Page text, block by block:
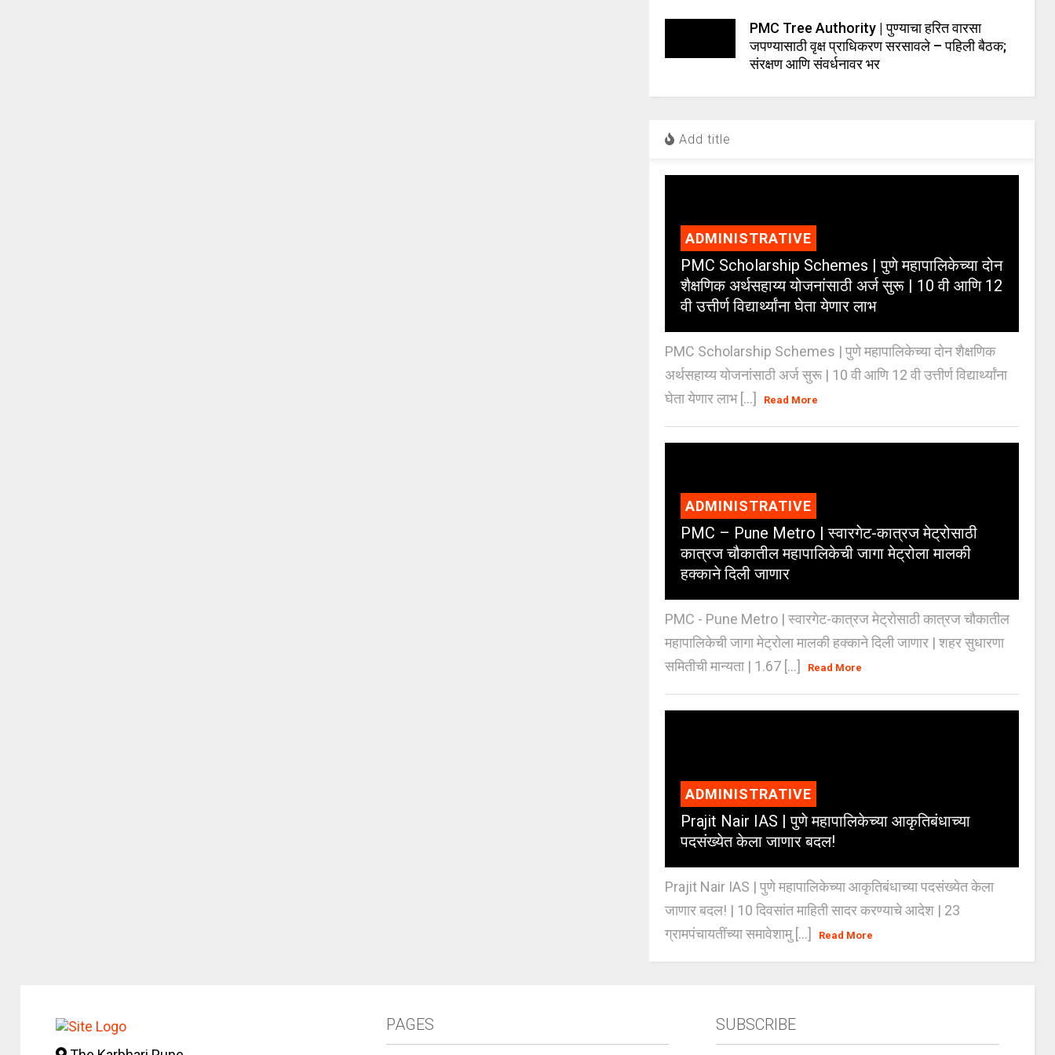
PMC Tree Authority | पुण्याचा हरित वारसा
जपण्यासाठी वृक्ष प्राधिकरण सरसावले – पहिली बैठक;
संरक्षण आणि संवर्धनावर भर
Add title
ADMINISTRATIVE
PMC Scholarship Schemes | पुणे महापालिकेच्या दोन
शैक्षणिक अर्थसहाय्य योजनांसाठी अर्ज सुरू | 10 वी आणि 12
वी उत्तीर्ण विद्यार्थ्यांना घेता येणार लाभ
PMC Scholarship Schemes | पुणे महापालिकेच्या दोन शैक्षणिक
अर्थसहाय्य योजनांसाठी अर्ज सुरू | 10 वी आणि 12 वी उत्तीर्ण विद्यार्थ्यांना
घेता येणार लाभ [...]
Read More
ADMINISTRATIVE
PMC – Pune Metro | स्वारगेट-कात्रज मेट्रोसाठी
कात्रज चौकातील महापालिकेची जागा मेट्रोला मालकी
हक्काने दिली जाणार
PMC - Pune Metro | स्वारगेट-कात्रज मेट्रोसाठी कात्रज चौकातील
महापालिकेची जागा मेट्रोला मालकी हक्काने दिली जाणार | शहर सुधारणा
समितीची मान्यता | 1.67 [...]
Read More
ADMINISTRATIVE
Prajit Nair IAS | पुणे महापालिकेच्या आकृतिबंधाच्या
पदसंख्येत केला जाणार बदल!
Prajit Nair IAS | पुणे महापालिकेच्या आकृतिबंधाच्या पदसंख्येत केला
जाणार बदल! | 10 दिवसांत माहिती सादर करण्याचे आदेश | 23
ग्रामपंचायतींच्या समावेशामु [...]
Read More
PAGES SUBSCRIBE